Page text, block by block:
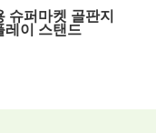
슈퍼마켓 골판지
레이 스탠드